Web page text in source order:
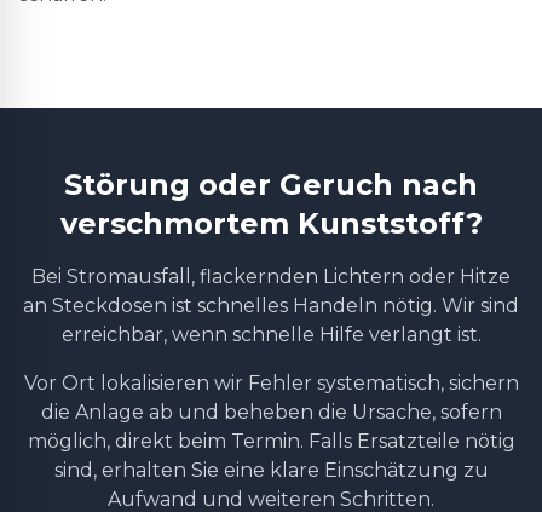
Störung oder Geruch nach
verschmortem Kunststoff?
Bei Stromausfall, flackernden Lichtern oder Hitze
an Steckdosen ist schnelles Handeln nötig. Wir sind
erreichbar, wenn schnelle Hilfe verlangt ist.
Vor Ort lokalisieren wir Fehler systematisch, sichern
die Anlage ab und beheben die Ursache, sofern
möglich, direkt beim Termin. Falls Ersatzteile nötig
sind, erhalten Sie eine klare Einschätzung zu
Aufwand und weiteren Schritten.